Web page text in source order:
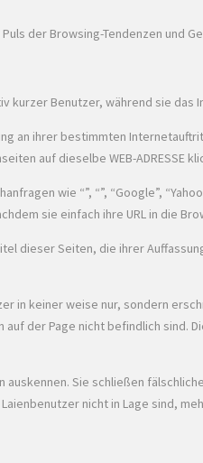
der Browsing-Tendenzen und
kurzer Benutzer, während sie das
an ihrer bestimmten
auf dieselbe WEB-ADRESSE
wie “”, “”, “Google”,
sie einfach ihre URL in die
dieser Seiten, die ihrer
in keiner weise nur, sondern
der Page nicht befindlich
Sie schließen
nicht in Lage sind,